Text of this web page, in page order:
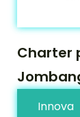
Charter
Innova